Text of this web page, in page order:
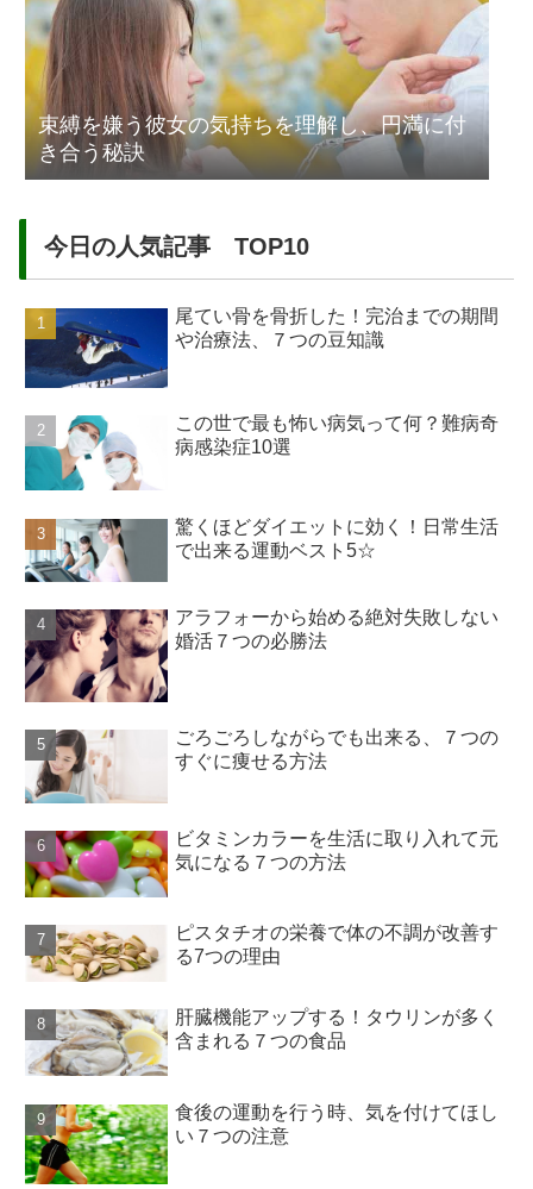
束縛を嫌う彼女の気持ちを理解し、円満に付
き合う秘訣
今日の人気記事 TOP10
尾てい骨を骨折した！完治までの期間
や治療法、７つの豆知識
この世で最も怖い病気って何？難病奇
病感染症10選
驚くほどダイエットに効く！日常生活
で出来る運動ベスト5☆
アラフォーから始める絶対失敗しない
婚活７つの必勝法
ごろごろしながらでも出来る、７つの
すぐに痩せる方法
ビタミンカラーを生活に取り入れて元
気になる７つの方法
ピスタチオの栄養で体の不調が改善す
る7つの理由
肝臓機能アップする！タウリンが多く
含まれる７つの食品
食後の運動を行う時、気を付けてほし
い７つの注意